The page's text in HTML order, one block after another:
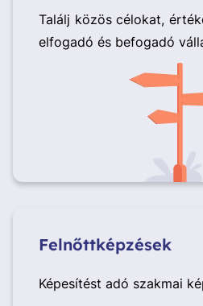
Találj közös célokat,
elfogadó és befogadó
Felnőttképzések
Képesítést adó szakmai